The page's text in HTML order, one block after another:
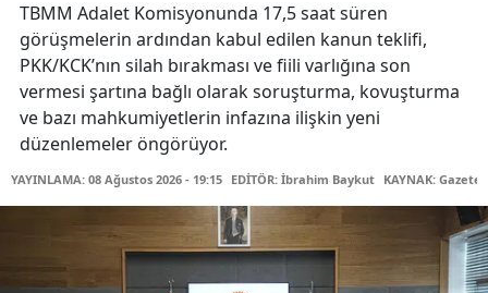
TBMM Adalet Komisyonunda 17,5 saat süren
görüşmelerin ardından kabul edilen kanun teklifi,
PKK/KCK’nın silah bırakması ve fiili varlığına son
vermesi şartına bağlı olarak soruşturma, kovuşturma
ve bazı mahkumiyetlerin infazına ilişkin yeni
düzenlemeler öngörüyor.
YAYINLAMA: 08 Ağustos 2026 - 19:15 EDİTÖR: İbrahim Baykut KAYNAK: